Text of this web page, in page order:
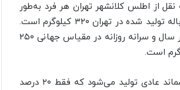
کلانشهر تهران هر فرد به‌طور
متوسط سالانه شش برابر وزن خود زباله تولید می‌کند. متوسط سرانه زباله تولید شده در تهران ۳۲۰ کیلوگرم است.
از سوی دیگر در حالی که سرانه تولید زباله در جهان حدود ۱۱۰ کیلوگرم در سال و سرانه روزانه در مقیاس جهانی ۲۵۰
همچنین طبق اعلام وزارت نیرو، در ایران روزانه بیش از ۵۸ هزار تن پسماند عادی تولید می‌شود که فقط ۲۰ درصد